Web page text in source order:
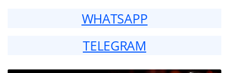
WHATSAPP
TELEGRAM